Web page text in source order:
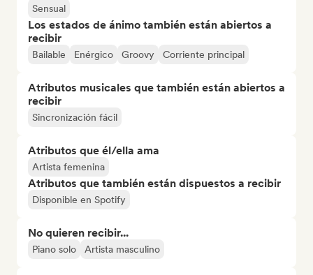
Sensual
Los estados de ánimo también están abiertos a
recibir
Bailable Enérgico Groovy Corriente principal
Atributos musicales que también están abiertos a
recibir
Sincronización fácil
Atributos que él/ella ama
Artista femenina
Atributos que también están dispuestos a recibir
Disponible en Spotify
No quieren recibir...
Piano solo Artista masculino